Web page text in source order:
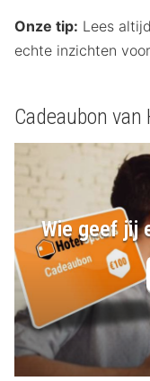
Onze tip: Lees
echte inzichten
Cadeaubon van
Wie geef jij